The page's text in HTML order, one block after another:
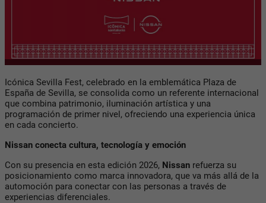
Icónica Sevilla Fest, celebrado en la emblemática Plaza de
España de Sevilla, se consolida como un referente internacional
que combina patrimonio, iluminación artística y una
programación de primer nivel, ofreciendo una experiencia única
en cada concierto.
Nissan conecta cultura, tecnología y emoción
Con su presencia en esta edición 2026, Nissan refuerza su
posicionamiento como marca innovadora, que va más allá de la
automoción para conectar con las personas a través de
experiencias diferenciales.